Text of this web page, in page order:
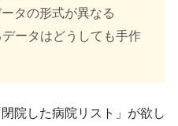
タの形式が異なる
ータはどうしても手作
院した病院リスト」が欲し